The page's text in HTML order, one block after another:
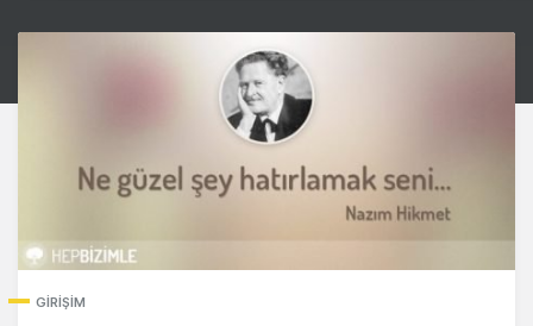
GIRIŞIM